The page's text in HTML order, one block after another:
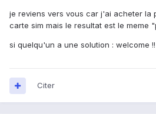
je reviens vers vous car j'ai acheter la
carte sim mais le resultat est le meme
si quelqu'un a une solution : welcome !!
Citer